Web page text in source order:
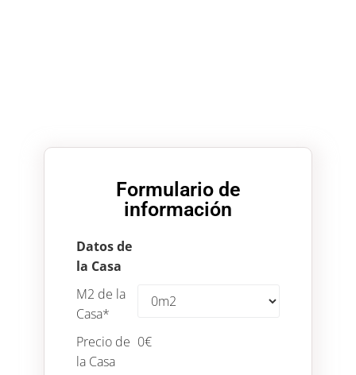
Formulario de
información
Datos de
la Casa
M2 de la
Casa*
Precio de
la Casa
0€